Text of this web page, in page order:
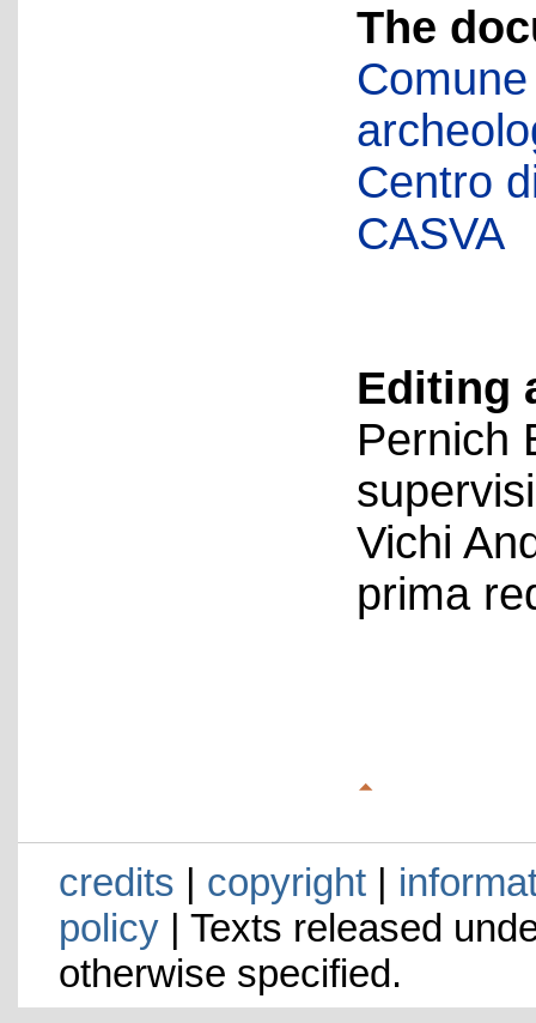
The
Centro
CASVA
Editing
Pernich
Vichi
prima
credits | copyright|
policy| Texts released
otherwise specified.